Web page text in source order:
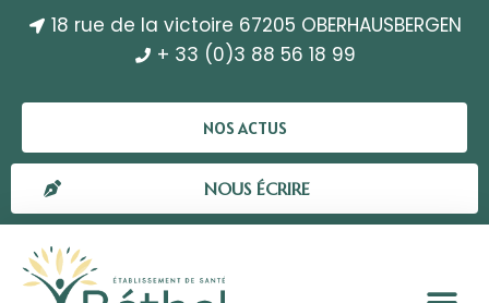
18 rue de la victoire 67205 OBERHAUSBERGEN
+ 33 (0)3 88 56 18 99
NOS ACTUS
NOUS ÉCRIRE